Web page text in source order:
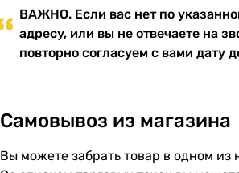
ВАЖНО. Если вас нет по
адресу, или вы не отвечаете на
повторно согласуем с вами дату
Самовывоз из магазина
Вы можете забрать товар в одном из